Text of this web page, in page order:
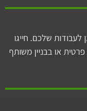
שלכם. חייגו
או בבניין משותף